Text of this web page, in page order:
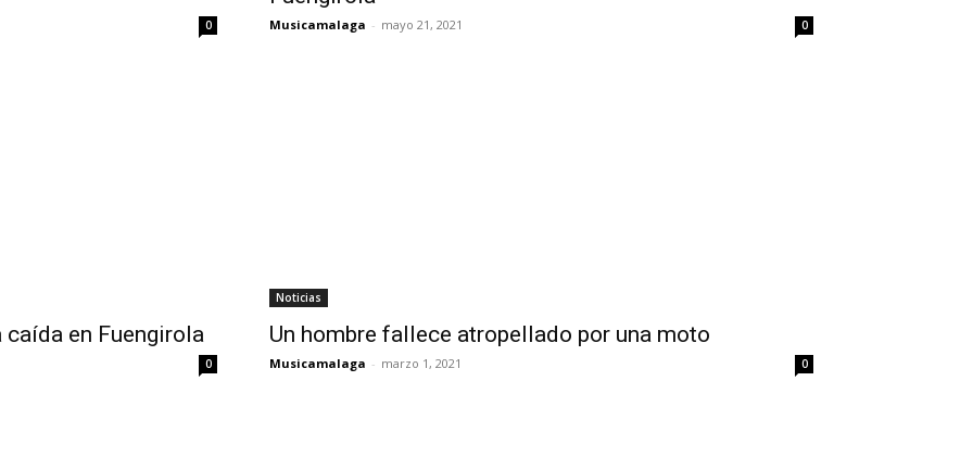
0 Musicamalaga - mayo 21, 2021 0
en Fuengirola
0
Noticias
Un hombre fallece atropellado por una moto
Musicamalaga - marzo 1, 2021 0